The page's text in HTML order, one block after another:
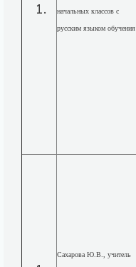
начальных классов с
русским языком обучения
Сахарова Ю.В., учитель